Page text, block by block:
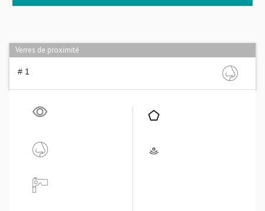
Verres de proximité
# 1